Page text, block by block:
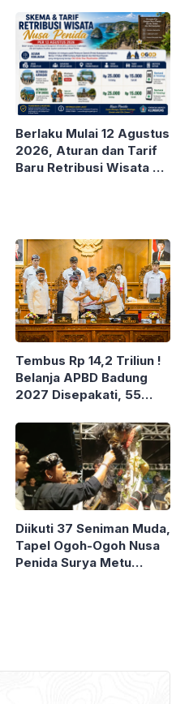
Berlaku Mulai 12 Agustus
2026, Aturan dan Tarif
Baru Retribusi Wisata di
Tembus Rp 14,2 Triliun !
Belanja APBD Badung
2027 Disepakati, 55
Baru
Diikuti 37 Seniman Muda,
Tapel Ogoh-Ogoh Nusa
Penida Surya Metu